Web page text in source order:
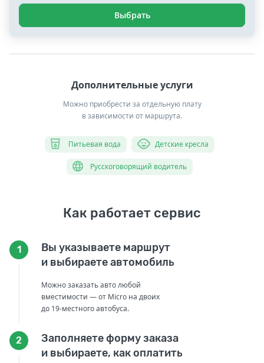
Выбрать
Дополнительные услуги
Можно приобрести за отдельную плату
в зависимости от маршрута.
Питьевая вода Детские кресла
Русскоговорящий водитель
Как работает сервис
1
Вы указываете маршрут
и выбираете автомобиль
Можно заказать авто любой
вместимости — от Micro на двоих
до 19-местного автобуса.
2
Заполняете форму заказа
и выбираете, как оплатить